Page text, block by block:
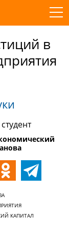
в
студент
КАПИТАЛ